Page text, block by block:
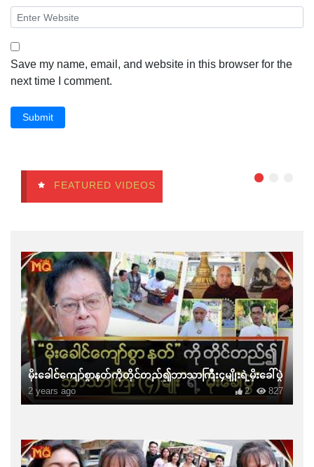
Save my name, email, and website in this browser for the
next time I comment.
Submit
FEATURED VIDEOS
မိုးခေါင်ကျော်စွာနတ်ကိုတိုင်တည်၍ဘာသာကြီး၄မျိုးရဲ့မိုးခေါ်ပွဲ
2 years ago 827
2